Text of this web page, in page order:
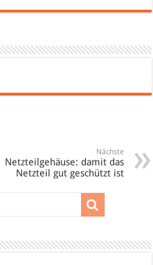
Nächste
Netzteilgehäuse: damit das
Netzteil gut geschützt ist